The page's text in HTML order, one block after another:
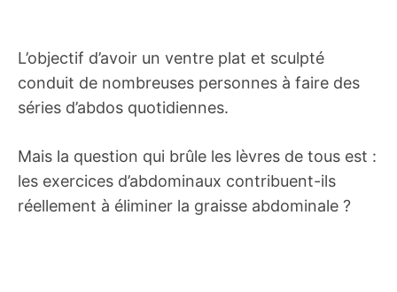
L’objectif d’avoir un ventre plat et sculpté
conduit de nombreuses personnes à faire des
séries d’abdos quotidiennes.
Mais la question qui brûle les lèvres de tous est :
les exercices d’abdominaux contribuent-ils
réellement à éliminer la graisse abdominale ?